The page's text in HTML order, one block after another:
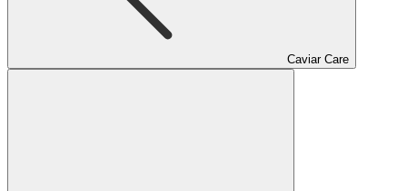
Caviar Care